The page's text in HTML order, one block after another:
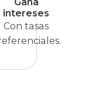
intereses
Con tasas